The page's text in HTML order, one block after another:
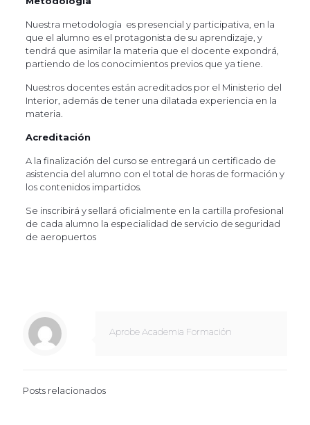
Nuestra metodología es presencial y participativa, en la
que el alumno es el protagonista de su aprendizaje, y
tendrá que asimilar la materia que el docente expondrá,
partiendo de los conocimientos previos que ya tiene.
Nuestros docentes están acreditados por el Ministerio del
Interior, además de tener una dilatada experiencia en la
materia.
Acreditación
A la finalización del curso se entregará un certificado de
asistencia del alumno con el total de horas de formación y
los contenidos impartidos.
Se inscribirá y sellará oficialmente en la cartilla profesional
de cada alumno la especialidad de servicio de seguridad
de aeropuertos
Aprobe Academia Formación
Posts relacionados